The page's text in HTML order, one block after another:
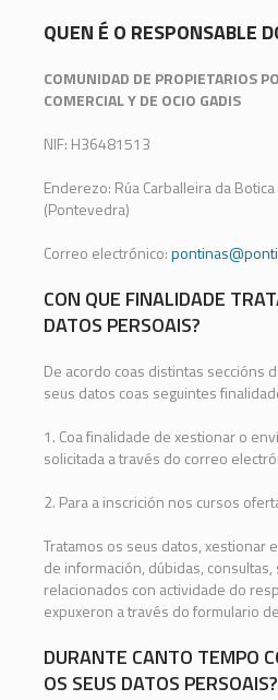
QUEN É O RESPONSABLE
COMUNIDAD DE PROPIETARIOS
COMERCIAL Y DE OCIO GADIS
NIF: H36481513
Enderezo: Rúa Carballeira da
(Pontevedra)
Correo electrónico:
CON QUE FINALIDADE
DATOS PERSOAIS?
De acordo coas distintas seccións
seus datos coas seguintes
1. Coa finalidade de xestionar o
solicitada a través do correo
2. Para a inscrición nos cursos
Tratamos os seus datos, xestionar
de información, dúbidas,
relacionados con actividade do
expuxeron a través do formulario
DURANTE CANTO TEMPO
OS SEUS DATOS PERSOAIS?